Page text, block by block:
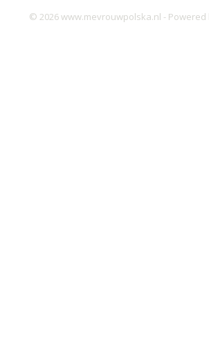
© 2026 www.mevrouwpolska.nl -